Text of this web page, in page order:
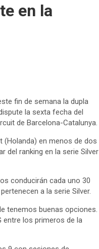
en la
fin de semana la dupla
la sexta fecha del
de Barcelona-Catalunya.
(Holanda) en menos de dos
del ranking en la serie Silver
conducirán cada uno 30
a la serie Silver.
tenemos buenas opciones.
entre los primeros de la